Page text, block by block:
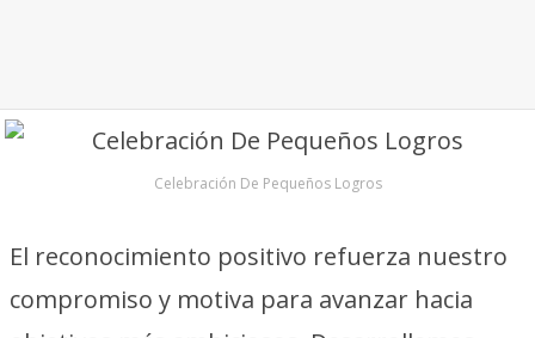
Celebración De Pequeños Logros
El reconocimiento positivo refuerza nuestro
compromiso y motiva para avanzar hacia